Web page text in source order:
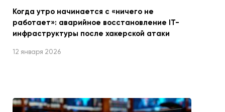
Когда утро начинается с «ничего не
работает»: аварийное восстановление IT-
инфраструктуры после хакерской атаки
12 января 2026